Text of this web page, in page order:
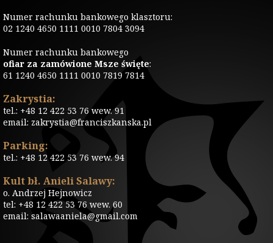
Numer rachunku bankowego klasztoru:
02 1240 4650 1111 0010 7804 3094
Numer rachunku bankowego
ofiar za zamówione Msze święte:
61 1240 4650 1111 0010 7819 7814
Zakrystia:
tel.: +48 12 422 53 76 wew. 91
email: zakrystia@franciszkanska.pl
Parking:
tel.: +48 12 422 53 76 wew. 94
Kult bł. Anieli Salawy:
o. Andrzej Hejnowicz
tel: +48 12 422 53 76 wew. 60
email: salawaaniela@gmail.com